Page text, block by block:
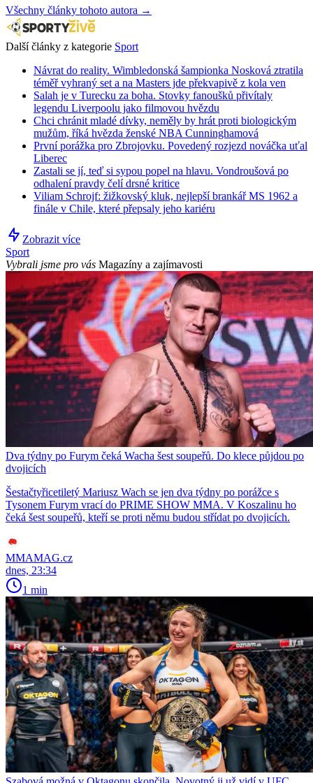
Všechny články tohoto autora →
Další články z kategorie Sport
Návrat do reality. Wimbledonská šampionka Nosková ztratila
téměř vyhraný set a na Masters jde překvapivě z kola ven
Salah je v Turecku za boha. Stovky fanoušků přivítaly
legendu Liverpoolu jako filmovou hvězdu
Chci chránit mladé dívky, neměly by hrát proti biologickým
mužům, říká hvězda ženské NBA Cunninghamová
První porážka pro Zbrojovku. Povedený rozjezd nováčka uťal
Liberec
Zastali se jí, teď si sypou popel na hlavu. Vondroušová po
odhalení pravdy čelí drsné kritice
Viliam Schrojf: žižkovský kluk, nejlepší brankář MS 1962 a
finále v Chile, které přepsaly jeho kariéru
Zobrazit více
Sport
Vybrali jsme pro vás Magazíny a zajímavosti
Dva týdny po Furym čeká Wacha šest soupeřů. Do klece půjdou po
dvojicích
Šestačtyřicetiletý Mariusz Wach se jen dva týdny po porážce s
Tysonem Furym vrací do PRIME SHOW MMA. V Koszalinu ho
čeká šest soupeřů, kteří se proti němu budou střídat po dvojicích.
MMAMAG.cz
dnes, 23:34
1 min